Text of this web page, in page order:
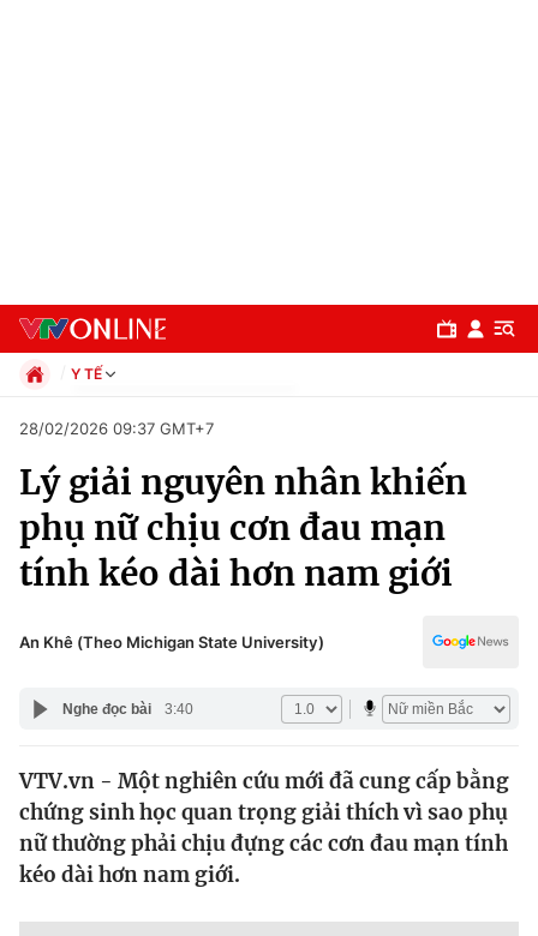
Chuyên mục
Chính trị
Thế giới
Tin tức
Thế giới đó đây
Y TẾ
Xã hội
Pháp luật
Kinh tế
Thể thao
Truyền hình
Giáo dục
28/02/2026 09:37 GMT+7
Lý giải nguyên nhân khiến
phụ nữ chịu cơn đau mạn
tính kéo dài hơn nam giới
An Khê (Theo Michigan State University)
Nghe đọc bài 3:40
VTV.vn - Một nghiên cứu mới đã cung cấp bằng
chứng sinh học quan trọng giải thích vì sao phụ
nữ thường phải chịu đựng các cơn đau mạn tính
kéo dài hơn nam giới.